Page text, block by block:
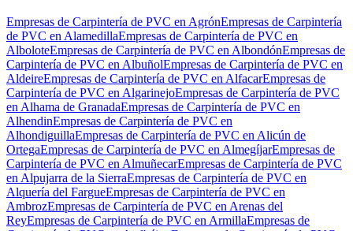
Empresas de Carpintería de PVC en AgrónEmpresas de Carpintería
de PVC en AlamedillaEmpresas de Carpintería de PVC en
AlboloteEmpresas de Carpintería de PVC en AlbondónEmpresas de
Carpintería de PVC en AlbuñolEmpresas de Carpintería de PVC en
AldeireEmpresas de Carpintería de PVC en AlfacarEmpresas de
Carpintería de PVC en AlgarinejoEmpresas de Carpintería de PVC
en Alhama de GranadaEmpresas de Carpintería de PVC en
AlhendinEmpresas de Carpintería de PVC en
AlhondiguillaEmpresas de Carpintería de PVC en Alicún de
OrtegaEmpresas de Carpintería de PVC en AlmegíjarEmpresas de
Carpintería de PVC en AlmuñecarEmpresas de Carpintería de PVC
en Alpujarra de la SierraEmpresas de Carpintería de PVC en
Alquería del FargueEmpresas de Carpintería de PVC en
AmbrozEmpresas de Carpintería de PVC en Arenas del
ReyEmpresas de Carpintería de PVC en ArmillaEmpresas de